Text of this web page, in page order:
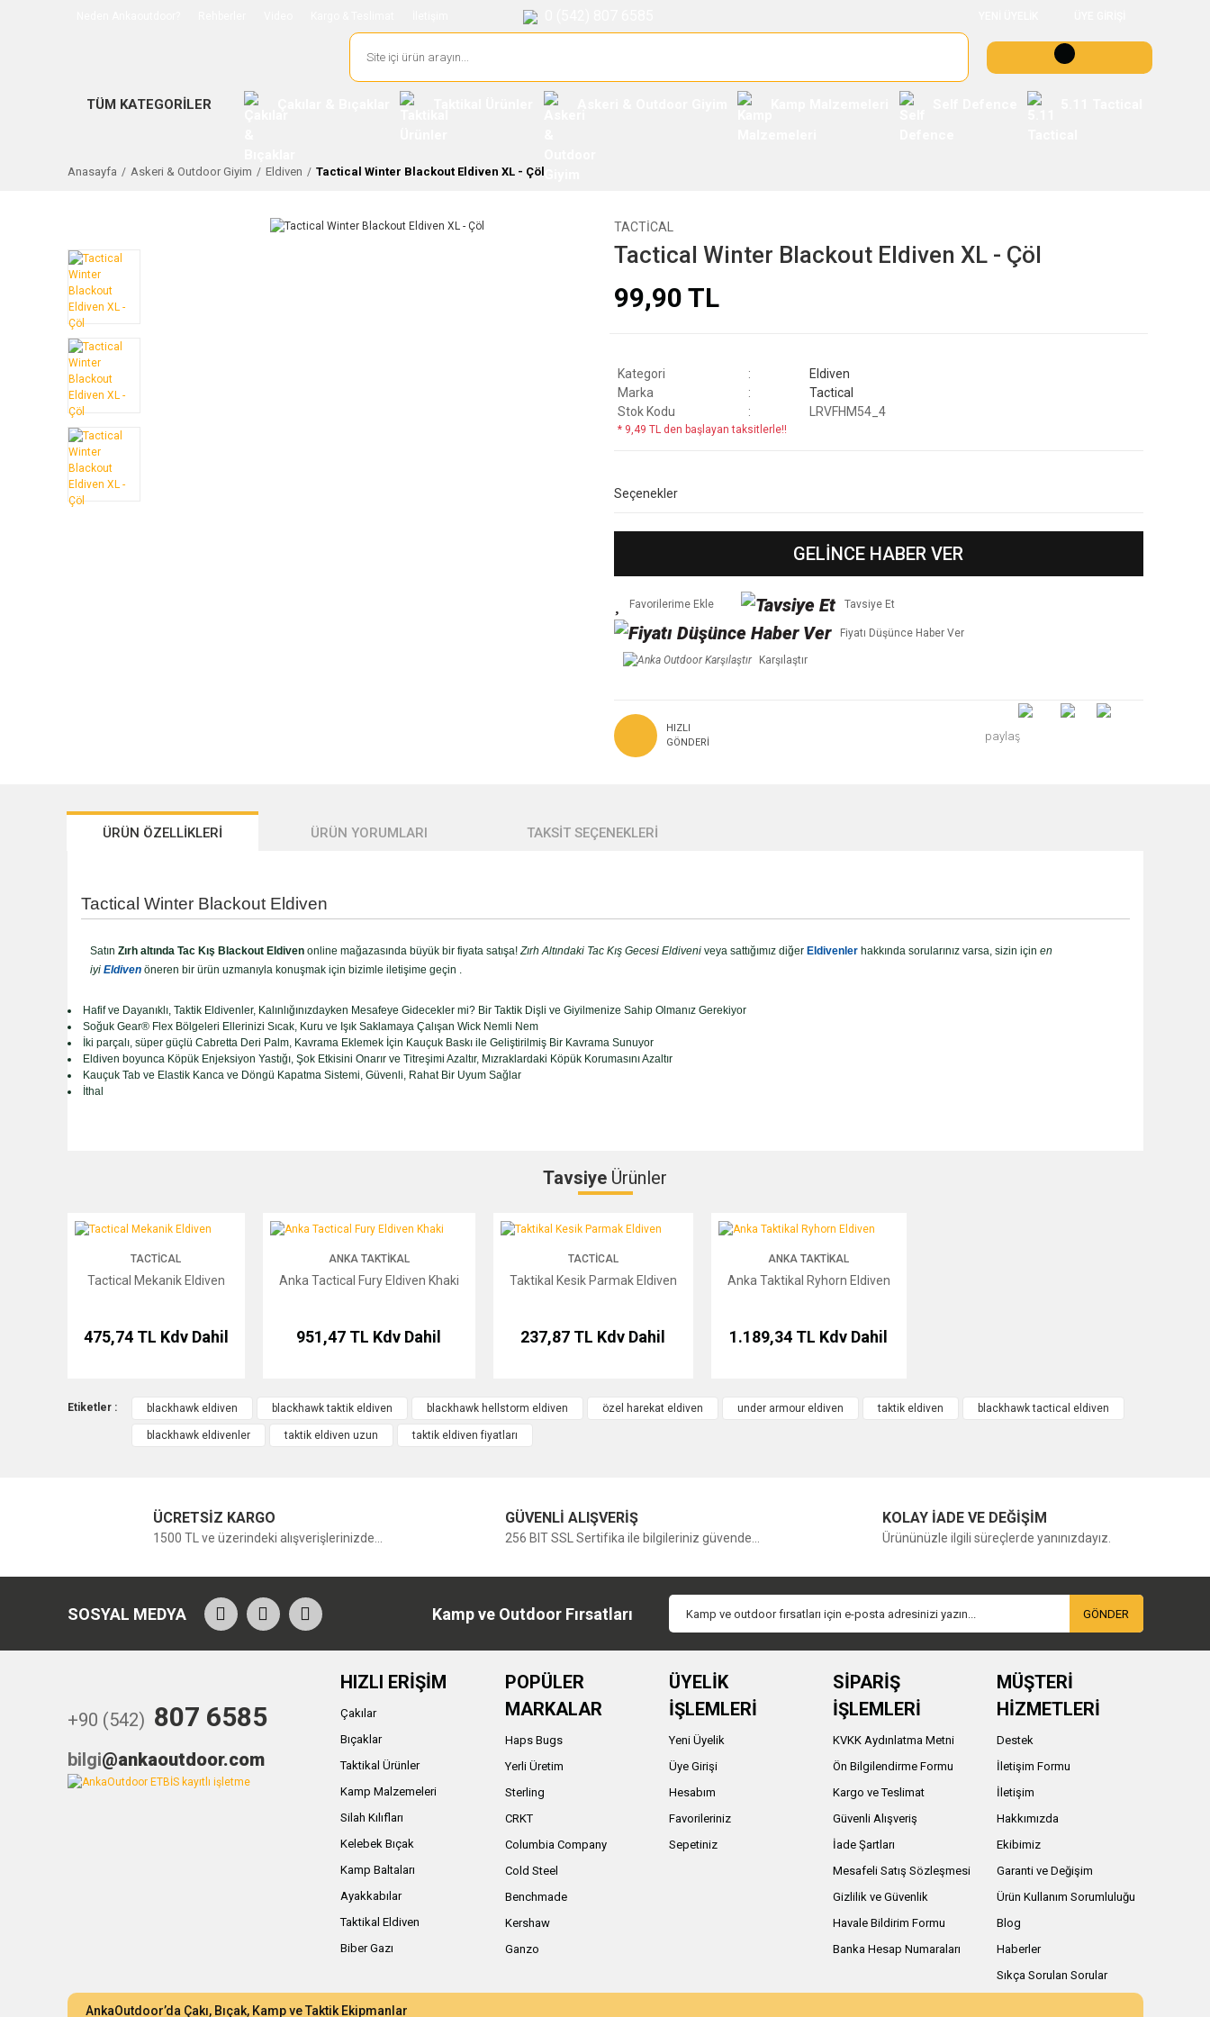
TÜM KATEGORİLER
Anasayfa Askeri & Outdoor Giyim Eldiven Tactical Winter Blackout Eldiven XL - Çöl
TACTICAL
Tactical Winter Blackout Eldiven XL - Çöl
99,90 TL
Kategori
Eldiven
Marka
Tactical
Stok Kodu
LRVFHM54_4
* 9,49 TL den başlayan taksitlerle!!
Seçenekler
GELİNCE HABER VER
Tavsiye Et
Fiyatı Düşünce Haber Ver
Karşılaştır
HIZLI
GÖNDERI
paylaş
ÜRÜN ÖZELLİKLERİ ÜRÜN YORUMLARI TAKSİT SEÇENEKLERİ
Tactical Winter Blackout Eldiven
Satın Zırh altında Tac Kış Blackout Eldiven online mağazasında büyük bir fiyata satışa!Zırh Altındaki Tac Kış Gecesi Eldiveniveya sattığımız diğer Eldivenlerhakkında sorularınız varsa, sizin için en
iyi Eldiven öneren bir ürün uzmanıyla konuşmak için bizimle iletişime geçin .
Hafif ve Dayanıklı, Taktik Eldivenler, Kalınlığınızdayken Mesafeye Gidecekler mi? Bir Taktik Dişli ve Giyilmenize Sahip Olmanız Gerekiyor
Soğuk Gear® Flex Bölgeleri Ellerinizi Sıcak, Kuru ve Işık Saklamaya Çalışan Wick Nemli Nem
İki parçalı, süper güçlü Cabretta Deri Palm, Kavrama Eklemek İçin Kauçuk Baskı ile Geliştirilmiş Bir Kavrama Sunuyor
Eldiven boyunca Köpük Enjeksiyon Yastığı, Şok Etkisini Onarır ve Titreşimi Azaltır, Mızraklardaki Köpük Korumasını Azaltır
Kauçuk Tab ve Elastik Kanca ve Döngü Kapatma Sistemi, Güvenli, Rahat Bir Uyum Sağlar
İthal
Tavsiye Ürünler
Tactical Mekanik Eldiven
TACTICAL
Tactical Mekanik Eldiven
475,74 TL Kdv Dahil
Anka Tactical Fury Eldiven Khaki
ANKA TAKTIKAL
Anka Tactical Fury Eldiven Khaki
951,47 TL Kdv Dahil
Taktikal Kesik Parmak Eldiven
TACTICAL
Taktikal Kesik Parmak Eldiven
237,87 TL Kdv Dahil
Anka Taktikal Ryhorn Eldiven
ANKA TAKTIKAL
Anka Taktikal Ryhorn Eldiven
1.189,34 TL Kdv Dahil
Etiketler : blackhawk eldiven blackhawk taktik eldiven blackhawk hellstorm eldiven özel harekat eldiven under armour eldiven taktik eldiven blackhawk tactical eldiven
blackhawk eldivenler taktik eldiven uzun taktik eldiven fiyatları
ÜCRETSİZ KARGO
1500 TL ve üzerindeki alışverişlerinizde...
GÜVENLİ ALIŞVERİŞ
256 BIT SSL Sertifika ile bilgileriniz güvende...
KOLAY İADE VE DEĞİŞİM
Ürününüzle ilgili süreçlerde yanınızdayız.
SOSYAL MEDYA Kamp ve Outdoor Fırsatları GÖNDER
+90 (542) 807 6585
bilgi@ankaoutdoor.com
HIZLI ERİŞİM
Çakılar
Bıçaklar
Taktikal Ürünler
Kamp Malzemeleri
Silah Kılıfları
Kelebek Bıçak
Kamp Baltaları
Ayakkabılar
Taktikal Eldiven
Biber Gazı
POPÜLER
MARKALAR
Haps Bugs
Yerli Üretim
Sterling
CRKT
Columbia Company
Cold Steel
Benchmade
Kershaw
Ganzo
ÜYELİK
İŞLEMLERİ
Yeni Üyelik
Üye Girişi
Hesabım
Favorileriniz
Sepetiniz
SİPARİŞ
İŞLEMLERİ
KVKK Aydınlatma Metni
Ön Bilgilendirme Formu
Kargo ve Teslimat
Güvenli Alışveriş
İade Şartları
Mesafeli Satış Sözleşmesi
Gizlilik ve Güvenlik
Havale Bildirim Formu
Banka Hesap Numaraları
MÜŞTERİ
HİZMETLERİ
Destek
İletişim Formu
İletişim
Hakkımızda
Ekibimiz
Garanti ve Değişim
Ürün Kullanım Sorumluluğu
Blog
Haberler
Sıkça Sorulan Sorular
AnkaOutdoor’da Çakı, Bıçak, Kamp ve Taktik Ekipmanlar